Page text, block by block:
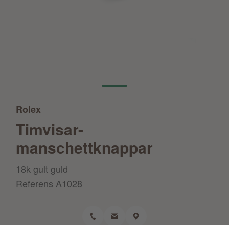
Rolex
Timvisar-
manschettknappar
18k gult guld
Referens A1028